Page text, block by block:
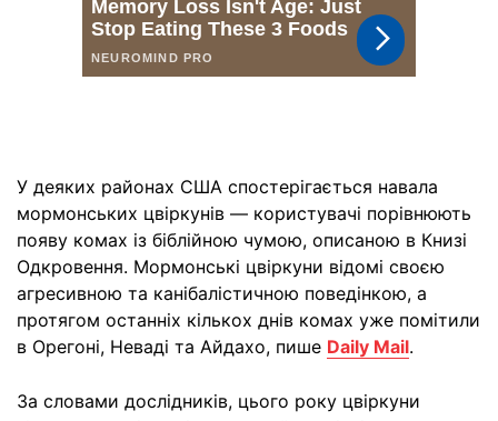
У деяких районах США спостерігається навала
мормонських цвіркунів — користувачі порівнюють
появу комах із біблійною чумою, описаною в Книзі
Одкровення. Мормонські цвіркуни відомі своєю
агресивною та канібалістичною поведінкою, а
протягом останніх кількох днів комах уже помітили
в Орегоні, Неваді та Айдахо, пише Daily Mail.
За словами дослідників, цього року цвіркуни